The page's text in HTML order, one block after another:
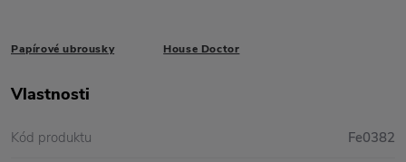
Papírové ubrousky House Doctor
Vlastnosti
Kód produktu Fe0382